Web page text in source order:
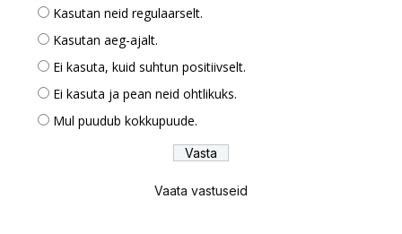
Kasutan neid regulaarselt.
Kasutan aeg-ajalt.
Ei kasuta, kuid suhtun positiivselt.
Ei kasuta ja pean neid ohtlikuks.
Mul puudub kokkupuude.
Vaata vastuseid